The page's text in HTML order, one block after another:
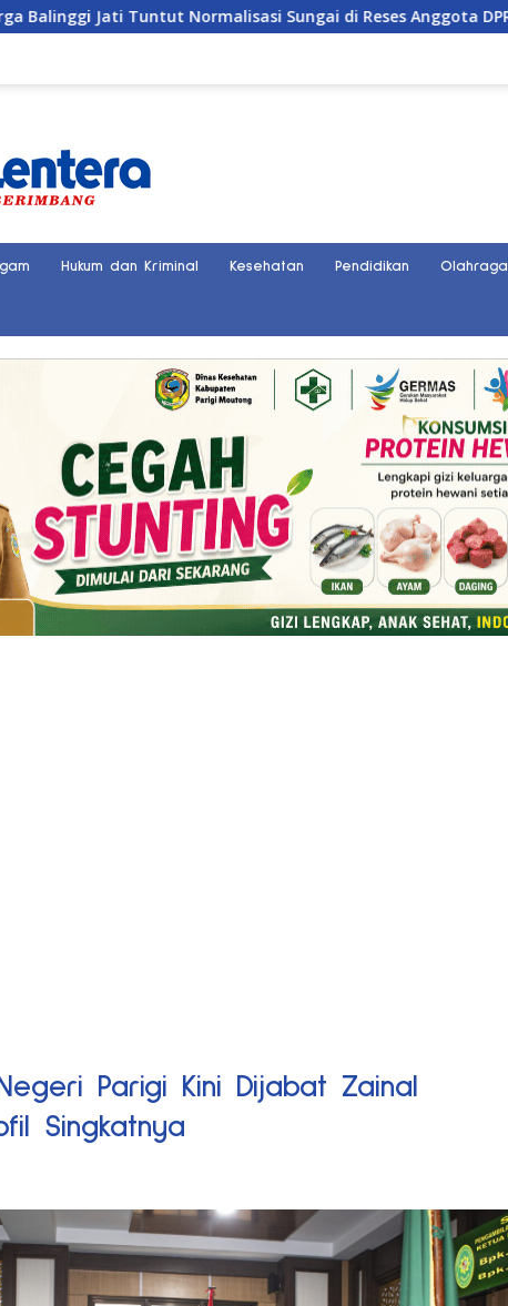
Normalisasi Sungai di Reses Anggota DPRD Parigi Moutong
Hukum dan Kriminal Kesehatan Pendidikan Olahraga
Parigi Kini Dijabat Zainal
Singkatnya